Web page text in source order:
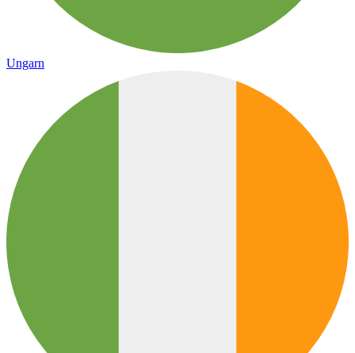
Ungarn